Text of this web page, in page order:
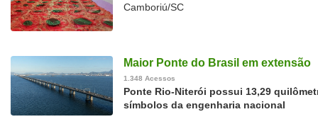
Camboriú/SC
Maior Ponte do Brasil em extensão
1.348 Acessos
Ponte Rio-Niterói possui 13,29
símbolos da engenharia nacional